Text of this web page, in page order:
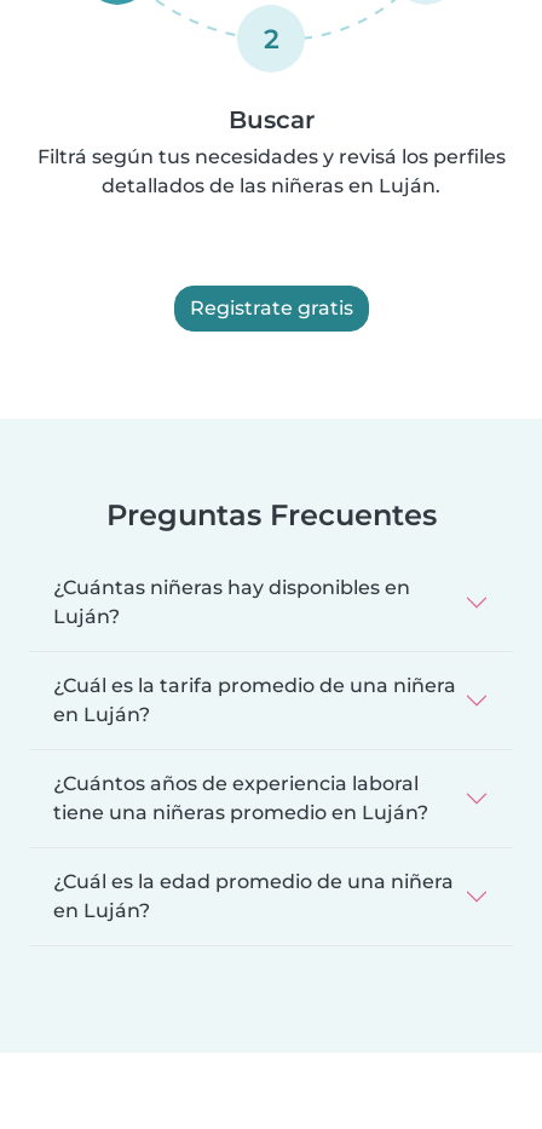
2
Buscar
Filtrá según tus necesidades y revisá los perfiles
detallados de las niñeras en Luján.
Registrate gratis
Preguntas Frecuentes
¿Cuántas niñeras hay disponibles en
Luján?
¿Cuál es la tarifa promedio de una niñera
en Luján?
¿Cuántos años de experiencia laboral
tiene una niñeras promedio en Luján?
¿Cuál es la edad promedio de una niñera
en Luján?